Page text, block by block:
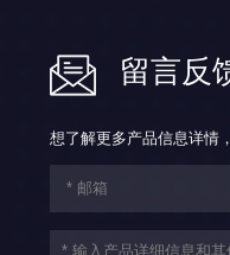
留言反
想了解更多产品信息详情